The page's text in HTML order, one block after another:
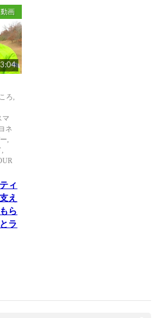
画
ろ
マ
ネ
ィ
え
ら
ラ